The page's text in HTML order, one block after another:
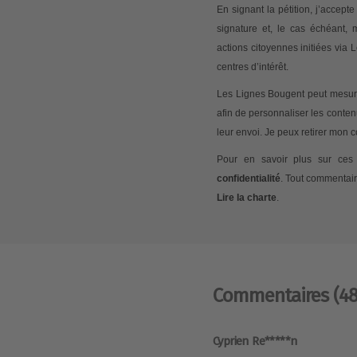
En signant la pétition,
signature et, le cas échéant,
actions citoyennes initiées via
centres d’intérêt.
Les Lignes Bougent peut
afin de personnaliser les
leur envoi. Je peux retirer mon
Pour en savoir plus sur
confidentialité. Tout
Lire la charte.
Commentaires
Cyprien Re*****n